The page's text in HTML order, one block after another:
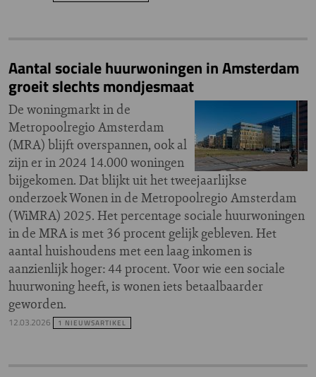
Aantal sociale huurwoningen in Amsterdam
groeit slechts mondjesmaat
De woningmarkt in de
Metropoolregio Amsterdam
(MRA) blijft overspannen, ook al
zijn er in 2024 14.000 woningen
bijgekomen. Dat blijkt uit het tweejaarlijkse
onderzoek Wonen in de Metropoolregio Amsterdam
(WiMRA) 2025. Het percentage sociale huurwoningen
in de MRA is met 36 procent gelijk gebleven. Het
aantal huishoudens met een laag inkomen is
aanzienlijk hoger: 44 procent. Voor wie een sociale
huurwoning heeft, is wonen iets betaalbaarder
geworden.
12.03.2026 1 NIEUWSARTIKEL